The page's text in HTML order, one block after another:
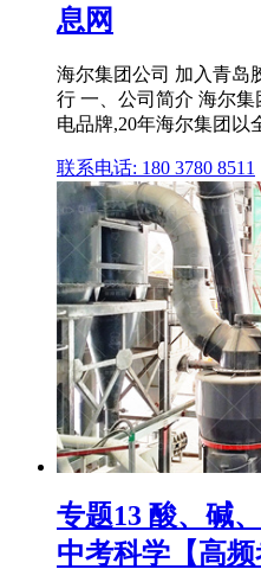
息网
海尔集团公司 加入青岛
行 一、公司简介 海尔集
电品牌,20年海尔集团以
联系电话: 180 3780 8511
专题13 酸、碱
中考科学【高频